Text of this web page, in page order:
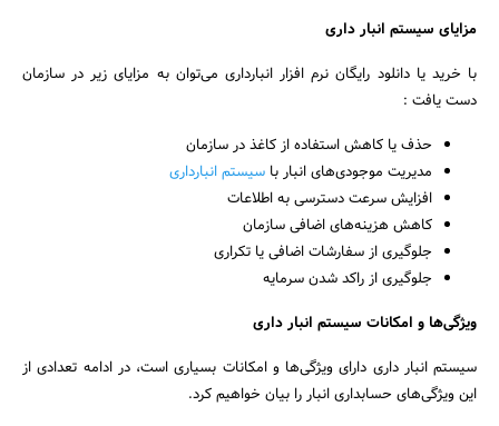
مزایای سیستم انبار داری
با خرید یا دانلود رایگان نرم افزار انبارداری می‌توان به مزایای زیر در سازمان
دست یافت :
حذف یا کاهش استفاده از کاغذ در سازمان
مدیریت موجودی‌های انبار با سیستم انبارداری
افزایش سرعت دسترسی به اطلاعات
کاهش هزینه‌های اضافی سازمان
جلوگیری از سفارشات اضافی یا تکراری
جلوگیری از راکد شدن سرمایه
ویژگی‌ها و امکانات سیستم انبار داری
سیستم انبار داری دارای ویژگی‌ها و امکانات بسیاری است، در ادامه تعدادی از
این ویژگی‌های حسابداری انبار را بیان خواهیم کرد.